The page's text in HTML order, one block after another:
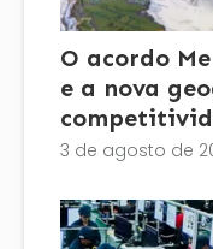
O acordo
e a nova
3 de agosto de